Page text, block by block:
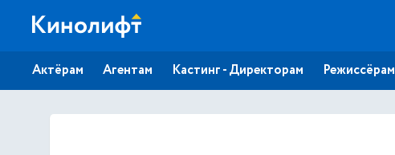
Актёрам Агентам Кастинг - Директорам Режиссёрам